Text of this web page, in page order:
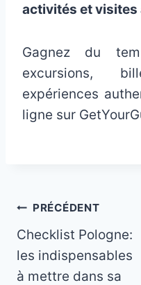
activités et visites
Gagnez du
excursions,
expériences
ligne sur
Navigation
de
l’article
PRÉCÉDENT
Checklist Pologne:
les indispensables
à mettre dans sa